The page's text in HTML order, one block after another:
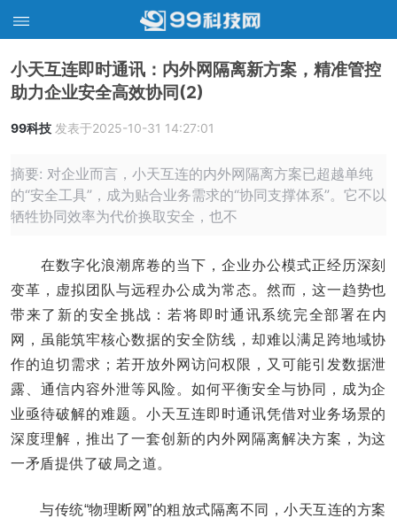
小天互连即时通讯：内外网隔离新方案，精准管控
助力企业安全高效协同(2)
99科技 发表于2025-10-31 14:27:01
摘要: 对企业而言，小天互连的内外网隔离方案已超越单纯
的“安全工具”，成为贴合业务需求的“协同支撑体系”。它不以
牺牲协同效率为代价换取安全，也不
在数字化浪潮席卷的当下，企业办公模式正经历深刻
变革，虚拟团队与远程办公成为常态。然而，这一趋势也
带来了新的安全挑战：若将即时通讯系统完全部署在内
网，虽能筑牢核心数据的安全防线，却难以满足跨地域协
作的迫切需求；若开放外网访问权限，又可能引发数据泄
露、通信内容外泄等风险。如何平衡安全与协同，成为企
业亟待破解的难题。小天互连即时通讯凭借对业务场景的
深度理解，推出了一套创新的内外网隔离解决方案，为这
一矛盾提供了破局之道。
与传统“物理断网”的粗放式隔离不同，小天互连的方案